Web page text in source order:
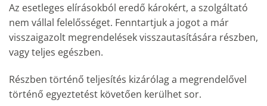
Az esetleges elírásokból eredő károkért, a szolgáltató
nem vállal felelősséget. Fenntartjuk a jogot a már
visszaigazolt megrendelések visszautasítására részben,
vagy teljes egészben.
Részben történő teljesítés kizárólag a megrendelővel
történő egyeztetést követően kerülhet sor.